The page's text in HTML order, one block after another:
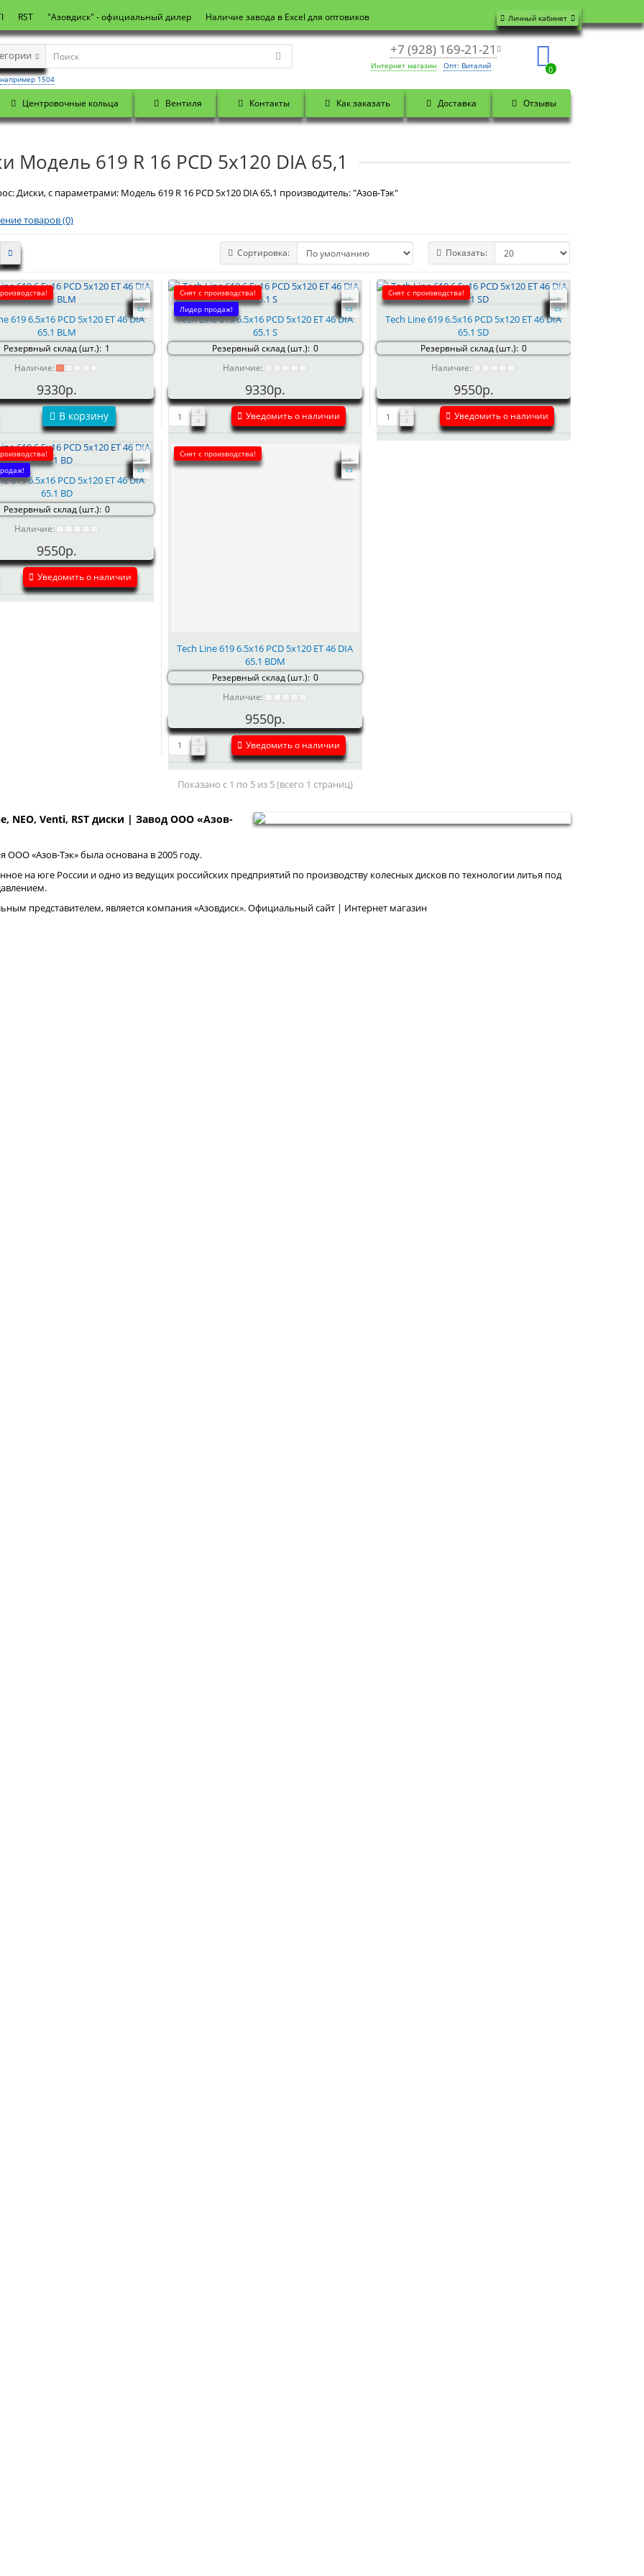
Личный кабинет
RST "Азовдиск" - официальный дилер Наличие завода в Excel для оптовиков
+7 (928) 169-21-21
Интернет магазин Опт: Виталий 0
например 1504
Центровочные кольца Вентиля Контакты Как заказать Доставка Отзывы
Модель 619 R 16 PCD 5x120 DIA 65,1
Диски, с параметрами: Модель 619 R 16 PCD 5x120 DIA 65,1 производитель: "Азов-Тэк"
товаров (0)
Сортировка: Показать:
619 6.5x16 PCD 5x120 ET 46 DIA
65.1 BLM
Резервный склад (шт.): 1
Наличие:
9330р.
В корзину
Снят с производства!
Лидер продаж!
Tech Line 619 6.5x16 PCD 5x120 ET 46 DIA
65.1 S
Резервный склад (шт.): 0
Наличие:
9330р.
Уведомить о наличии
Снят с производства!
Tech Line 619 6.5x16 PCD 5x120 ET 46 DIA
65.1 SD
Резервный склад (шт.): 0
Наличие:
9550р.
Уведомить о наличии
619 6.5x16 PCD 5x120 ET 46 DIA
65.1 BD
Резервный склад (шт.): 0
Наличие:
9550р.
Уведомить о наличии
Снят с производства!
Tech Line 619 6.5x16 PCD 5x120 ET 46 DIA
65.1 BDM
Резервный склад (шт.): 0
Наличие:
9550р.
Уведомить о наличии
Показано с 1 по 5 из 5 (всего 1 страниц)
NEO, Venti, RST диски | Завод ООО «Азов-
ООО «Азов-Тэк» была основана в 2005 году.
на юге России и одно из ведущих российских предприятий по производству колесных дисков по технологии литья под
представителем, является компания «Азовдиск». Официальный сайт | Интернет магазин